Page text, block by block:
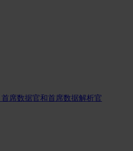
席数据官和首席数据解析官